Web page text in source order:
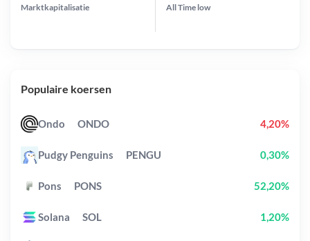
Marktkapitalisatie All Time low
Populaire koersen
Ondo ONDO 4,20%
Pudgy Penguins PENGU 0,30%
Pons PONS 52,20%
Solana SOL 1,20%